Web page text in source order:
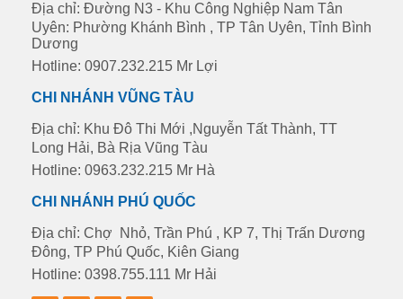
Địa chỉ: Đường N3 - Khu Công Nghiệp Nam Tân
Uyên: Phường Khánh Bình , TP Tân Uyên, Tỉnh Bình
Dương
Hotline: 0907.232.215 Mr Lợi
CHI NHÁNH VŨNG TÀU
Địa chỉ: Khu Đô Thi Mới ,Nguyễn Tất Thành, TT
Long Hải, Bà Rịa Vũng Tàu
Hotline: 0963.232.215 Mr Hà
CHI NHÁNH PHÚ QUỐC
Địa chỉ: Chợ Nhỏ, Trần Phú , KP 7, Thị Trấn Dương
Đông, TP Phú Quốc, Kiên Giang
Hotline: 0398.755.111 Mr Hải